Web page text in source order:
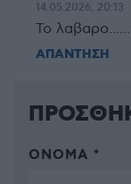
14.05.2026, 20:13
Το
ΑΠΑΝΤΗΣΗ
ΌΝΟΜΑ *